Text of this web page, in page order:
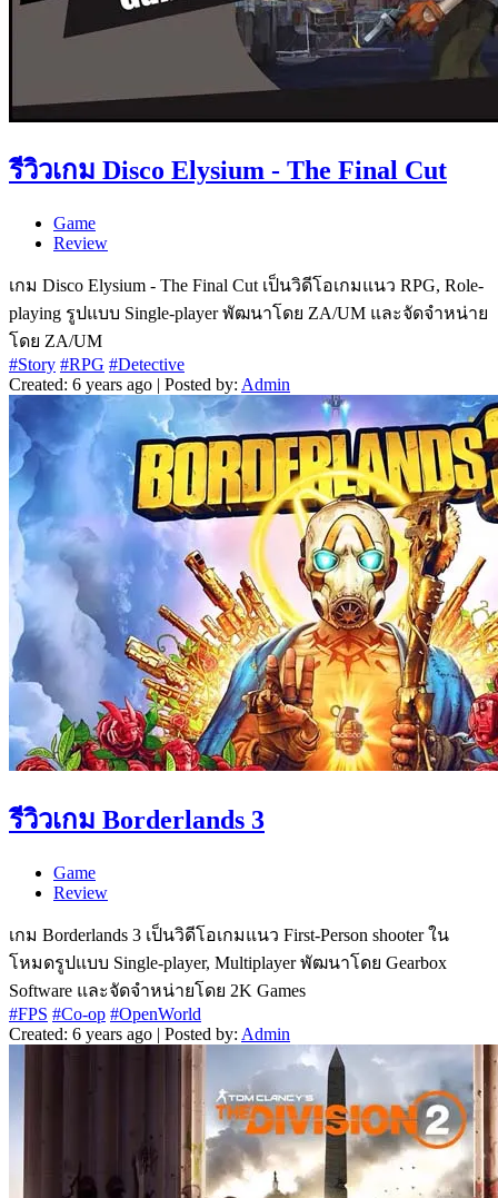
รีวิวเกม Disco Elysium - The Final Cut
Game
Review
เกม Disco Elysium - The Final Cut เป็นวิดีโอเกมแนว RPG, Role-
playing รูปแบบ Single-player พัฒนาโดย ZA/UM และจัดจำหน่าย
โดย ZA/UM
#Story #RPG #Detective
Created: 6 years ago | Posted by: Admin
รีวิวเกม Borderlands 3
Game
Review
เกม Borderlands 3 เป็นวิดีโอเกมแนว First-Person shooter ใน
โหมดรูปแบบ Single-player, Multiplayer พัฒนาโดย Gearbox
Software และจัดจำหน่ายโดย 2K Games
#FPS #Co-op #OpenWorld
Created: 6 years ago | Posted by: Admin